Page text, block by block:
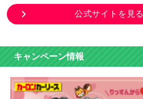
公式サイトを見る
キャンペーン情報